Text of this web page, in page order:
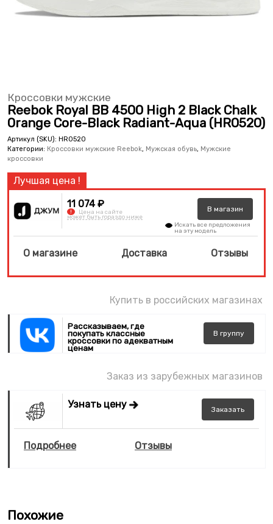
Кроссовки мужские
Reebok Royal BB 4500 High 2 Black Chalk
Orange Core-Black Radiant-Aqua (HR0520)
Артикул (SKU): HR0520
Категории: Кроссовки мужские Reebok, Мужская обувь, Мужские
кроссовки
11 074 ₽
! Цена на сайте
может быть гораздо ниже
В магазин
Искать все предложения
на эту модель
О магазине Доставка Отзывы
Купить в российских магазинах
Рассказываем, где
покупать классные
кроссовки по адекватным
ценам
В группу
Заказ из зарубежных магазинов
Узнать цену Заказать
Подробнее Отзывы
Похожие